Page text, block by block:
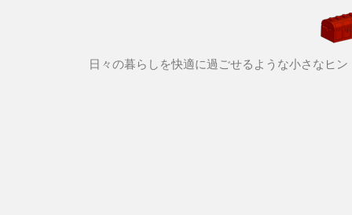
日々の暮らしを快適に過ごせるような小さなヒ